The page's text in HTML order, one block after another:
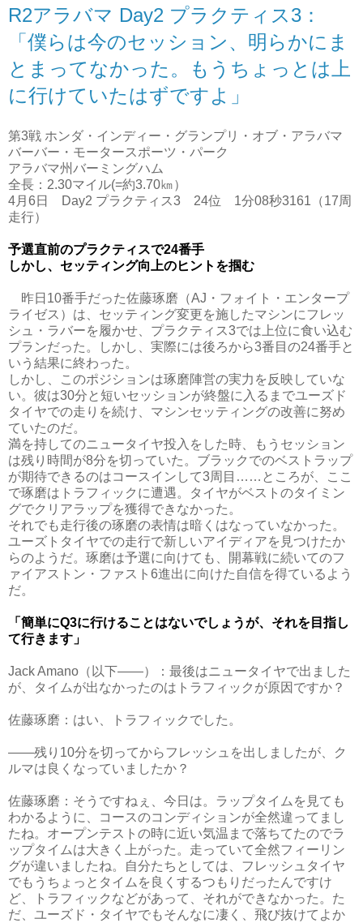
R2アラバマ Day2 プラクティス3：
「僕らは今のセッション、明らかにま
とまってなかった。もうちょっとは上
に行けていたはずですよ」
第3戦 ホンダ・インディー・グランプリ・オブ・アラバマ
バーバー・モータースポーツ・パーク
アラバマ州バーミングハム
全長：2.30マイル(=約3.70㎞）
4月6日 Day2 プラクティス3 24位 1分08秒3161（17周
走行）
予選直前のプラクティスで24番手
しかし、セッティング向上のヒントを掴む
昨日10番手だった佐藤琢磨（AJ・フォイト・エンタープ
ライゼス）は、セッティング変更を施したマシンにフレッ
シュ・ラバーを履かせ、プラクティス3では上位に食い込む
プランだった。しかし、実際には後ろから3番目の24番手と
いう結果に終わった。
しかし、このポジションは琢磨陣営の実力を反映していな
い。彼は30分と短いセッションが終盤に入るまでユーズド
タイヤでの走りを続け、マシンセッティングの改善に努め
ていたのだ。
満を持してのニュータイヤ投入をした時、もうセッション
は残り時間が8分を切っていた。ブラックでのベストラップ
が期待できるのはコースインして3周目……ところが、ここ
で琢磨はトラフィックに遭遇。タイヤがベストのタイミン
グでクリアラップを獲得できなかった。
それでも走行後の琢磨の表情は暗くはなっていなかった。
ユーズトタイヤでの走行で新しいアイディアを見つけたか
らのようだ。琢磨は予選に向けても、開幕戦に続いてのフ
ァイアストン・ファスト6進出に向けた自信を得ているよう
だ。
「簡単にQ3に行けることはないでしょうが、それを目指し
て行きます」
Jack Amano（以下――）：最後はニュータイヤで出ました
が、タイムが出なかったのはトラフィックが原因ですか？
佐藤琢磨：はい、トラフィックでした。
――残り10分を切ってからフレッシュを出しましたが、ク
ルマは良くなっていましたか？
佐藤琢磨：そうですねぇ、今日は。ラップタイムを見ても
わかるように、コースのコンディションが全然違ってまし
たね。オープンテストの時に近い気温まで落ちてたのでラ
ップタイムは大きく上がった。走っていて全然フィーリン
グが違いましたね。自分たちとしては、フレッシュタイヤ
でもうちょっとタイムを良くするつもりだったんですけ
ど、トラフィックなどがあって、それができなかった。た
だ、ユーズド・タイヤでもそんなに凄く、飛び抜けてよか